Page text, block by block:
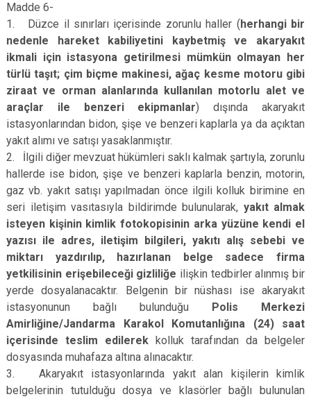
Madde 6-
1. Düzce il sınırları içerisinde zorunlu haller (herhangi bir
nedenle hareket kabiliyetini kaybetmiş ve akaryakıt
ikmali için istasyona getirilmesi mümkün olmayan her
türlü taşıt; çim biçme makinesi, ağaç kesme motoru gibi
ziraat ve orman alanlarında kullanılan motorlu alet ve
araçlar ile benzeri ekipmanlar) dışında akaryakıt
istasyonlarından bidon, şişe ve benzeri kaplarla ya da açıktan
yakıt alımı ve satışı yasaklanmıştır.
2. İlgili diğer mevzuat hükümleri saklı kalmak şartıyla, zorunlu
hallerde ise bidon, şişe ve benzeri kaplarla benzin, motorin,
gaz vb. yakıt satışı yapılmadan önce ilgili kolluk birimine en
seri iletişim vasıtasıyla bildirimde bulunularak, yakıt almak
isteyen kişinin kimlik fotokopisinin arka yüzüne kendi el
yazısı ile adres, iletişim bilgileri, yakıtı alış sebebi ve
miktarı yazdırılıp, hazırlanan belge sadece firma
yetkilisinin erişebileceği gizliliğe ilişkin tedbirler alınmış bir
yerde dosyalanacaktır. Belgenin bir nüshası ise akaryakıt
istasyonunun bağlı bulunduğu Polis Merkezi
Amirliğine/Jandarma Karakol Komutanlığına (24) saat
içerisinde teslim edilerek kolluk tarafından da belgeler
dosyasında muhafaza altına alınacaktır.
3. Akaryakıt istasyonlarında yakıt alan kişilerin kimlik
belgelerinin tutulduğu dosya ve klasörler bağlı bulunulan